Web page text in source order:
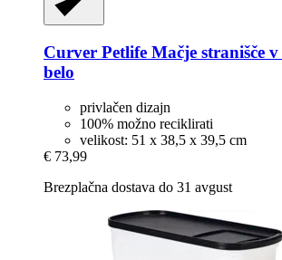
Curver Petlife Mačje stranišče
belo
privlačen dizajn
100% možno reciklirati
velikost: 51 x 38,5 x 39,5 cm
€ 73,99
Brezplačna dostava do 31 avgust